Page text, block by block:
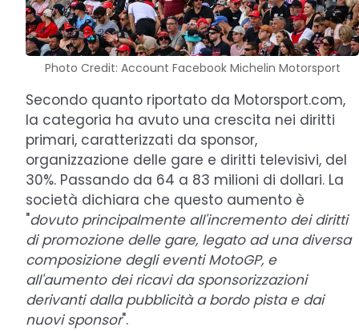
Photo Credit: Account Facebook Michelin Motorsport
Secondo quanto riportato da Motorsport.com,
la categoria ha avuto una crescita nei diritti
primari, caratterizzati da sponsor,
organizzazione delle gare e diritti televisivi, del
30%. Passando da 64 a 83 milioni di dollari. La
società dichiara che questo aumento è
"dovuto principalmente all'incremento dei diritti
di promozione delle gare, legato ad una diversa
composizione degli eventi MotoGP, e
all'aumento dei ricavi da sponsorizzazioni
derivanti dalla pubblicità a bordo pista e dai
nuovi sponsor".